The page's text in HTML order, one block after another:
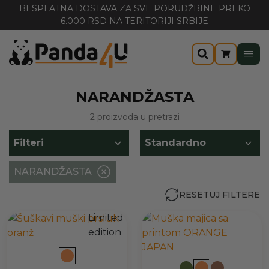
PREKO
BESPLATNA DOSTAVA ZA SVE
6.000 RSD NA TERITORIJI
NARANDŽASTA
2 proizvoda u pretrazi
Filteri
NARANDŽASTA
RESETUJ FILTERE